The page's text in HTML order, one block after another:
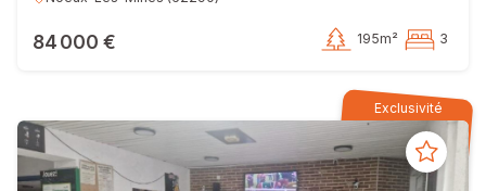
84 000 € 195m² 3
Exclusivité